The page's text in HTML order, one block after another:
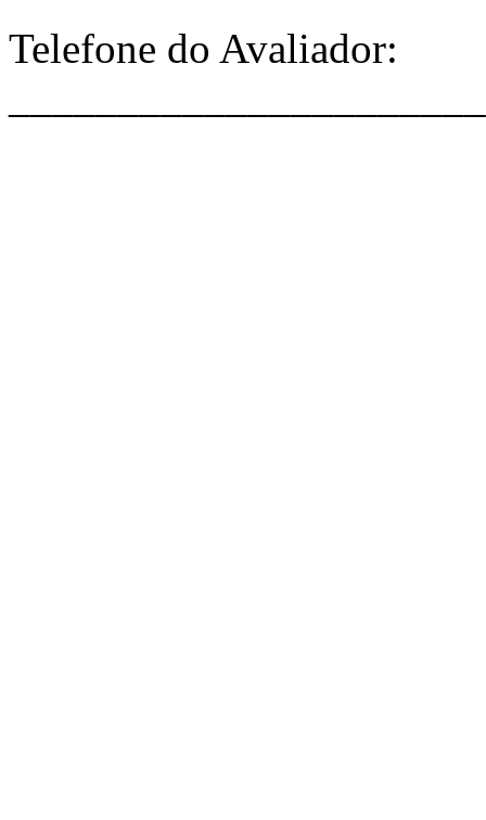
Telefone do Avaliador: